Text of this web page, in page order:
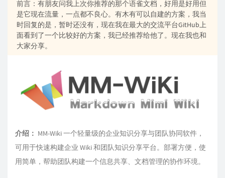
前言：有朋友问我上次你推荐的那个语雀文档，好用是好用但
是它现在流量，一点都不良心。有木有可以自建的方案，我当
时回复的是，暂时还没有，现在我在最大的交流平台GitHub上
面看到了一个比较好的方案，我已经推荐给他了。现在我也和
大家分享。
介绍： MM-Wiki 一个轻量级的企业知识分享与团队协同软件，
可用于快速构建企业 Wiki 和团队知识分享平台。部署方便，使
用简单，帮助团队构建一个信息共享、文档管理的协作环境。